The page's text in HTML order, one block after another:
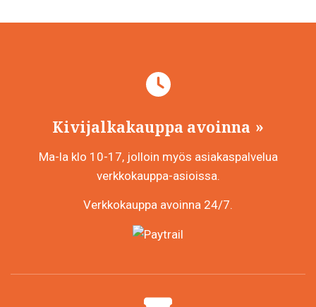
Kivijalkakauppa avoinna
Ma-la klo 10-17, jolloin myös asiakaspalvelua
verkkokauppa-asioissa.
Verkkokauppa avoinna 24/7.